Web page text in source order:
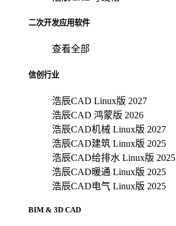
二次开发应用软件
查看全部
信创行业
浩辰CAD Linux版 2027
浩辰CAD 鸿蒙版 2026
浩辰CAD机械 Linux版 2027
浩辰CAD建筑 Linux版 2025
浩辰CAD给排水 Linux版 2025
浩辰CAD暖通 Linux版 2025
浩辰CAD电气 Linux版 2025
BIM & 3D CAD